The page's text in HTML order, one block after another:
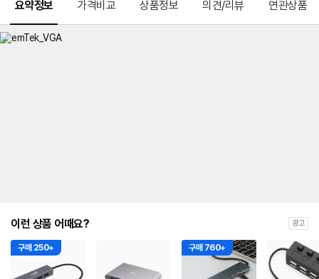
요약정보 가격비교 상품정보 의견/리뷰 연관상품
이런 상품 어때요? 광고
구매 250+ 구매 760+